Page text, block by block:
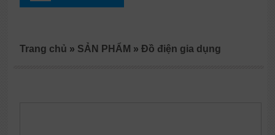
Trang chủ » SẢN PHẨM » Đồ điện gia dụng